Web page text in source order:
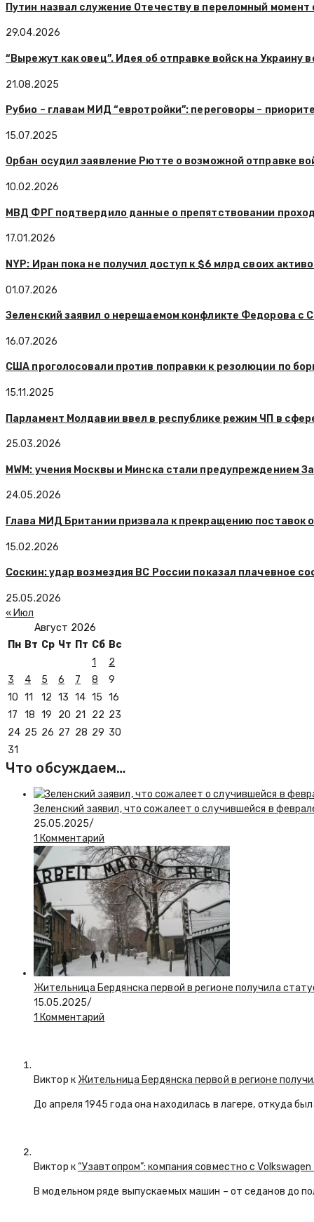
Путин назвал служение Отечеству в переломный
29.04.2026
“Вырежут как овец”. Идея об отправке войск на Украину
21.08.2025
Рубио – главам МИД “евротройки”: переговоры –
15.07.2025
Орбан осудил заявление Рютте о возможной отправке
10.02.2026
МВД ФРГ подтвердило данные о препятствовании
17.01.2026
NYP: Иран пока не получил доступ к $6 млрд своих
01.07.2026
Зеленский заявил о нерешаемом конфликте Федорова с
16.07.2026
США проголосовали против поправки к резолюции по
15.11.2025
Парламент Молдавии ввел в республике режим ЧП в
25.03.2026
MWM: учения Москвы и Минска стали предупреждением
24.05.2026
Глава МИД Британии призвала к прекращению
15.02.2026
Соскин: удар возмездия ВС России показал плачевное
25.05.2026
« Июл
Август 2026
Пн Вт Ср Чт Пт Сб Вс
1
2
3
4 5 6 7 8
9
10 11 12 13 14 15 16
17
18 19 20 21 22 23
24 25 26 27 28 29 30
31
Что обсуждаем…
Зеленский заявил, что сожалеет о случившейся в
25.05.2025/
1 Комментарий
Жительница Бердянска первой в регионе получила
15.05.2025/
1 Комментарий
Виктор к Жительница Бердянска первой в регионе
До апреля 1945 года она находилась в лагере, откуда
Виктор к“Узавтопром”: компания совместно с
В модельном ряде выпускаемых машин – от седанов до